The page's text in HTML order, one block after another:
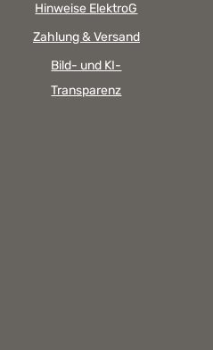
Hinweise ElektroG
Zahlung & Versand
Bild- und KI-
Transparenz